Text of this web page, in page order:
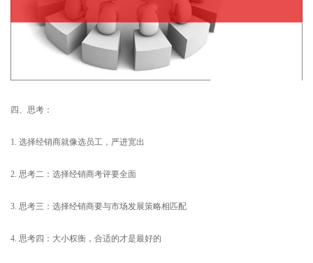
四、思考：
1. 选择经销商就像选员工，严进宽出
2. 思考二：选择经销商考评要全面
3. 思考三：选择经销商要与市场发展策略相匹配
4. 思考四：大小权衡，合适的才是最好的